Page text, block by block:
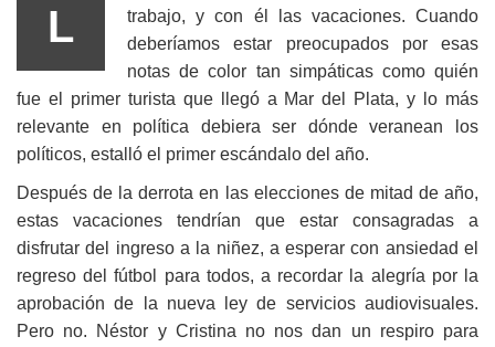
L
trabajo, y con él las vacaciones. Cuando
deberíamos estar preocupados por esas
notas de color tan simpáticas como quién
fue el primer turista que llegó a Mar del Plata, y lo más
relevante en política debiera ser dónde veranean los
políticos, estalló el primer escándalo del año.
Después de la derrota en las elecciones de mitad de año,
estas vacaciones tendrían que estar consagradas a
disfrutar del ingreso a la niñez, a esperar con ansiedad el
regreso del fútbol para todos, a recordar la alegría por la
aprobación de la nueva ley de servicios audiovisuales.
Pero no. Néstor y Cristina no nos dan un respiro para